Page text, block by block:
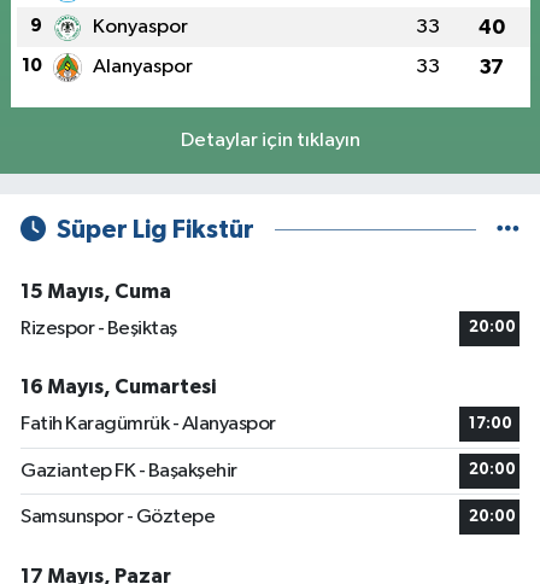
9 Konyaspor 33 40
10 Alanyaspor 33 37
Detaylar için tıklayın
Süper Lig Fikstür
15 Mayıs, Cuma
Rizespor - Beşiktaş
20:00
16 Mayıs, Cumartesi
Fatih Karagümrük - Alanyaspor
17:00
Gaziantep FK - Başakşehir 20:00
Samsunspor - Göztepe 20:00
17 Mayıs, Pazar